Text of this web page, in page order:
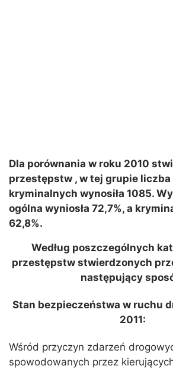
Dla porównania w roku 2010
przestępstw , w tej grupie
kryminalnych wynosiła 1085.
ogólna wyniosła 72,7%, a
62,8%.
Według poszczególnych
przestępstw stwierdzonych
następujący
Stan bezpieczeństwa w ruchu
2011:
Wśród przyczyn zdarzeń
spowodowanych przez